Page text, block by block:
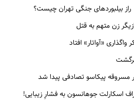
بیلبوردهای جنگی تهران چیست؟
زن متهم به قتل
برگشت
مسروقه پیکاسو تصادفی پیدا شد
اسکارلت جوهانسون به فشارِ زیبایی!